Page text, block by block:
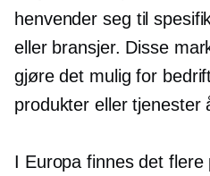
henvender seg til
eller bransjer. Disse
gjøre det mulig for
produkter eller tjenester
I Europa finnes det